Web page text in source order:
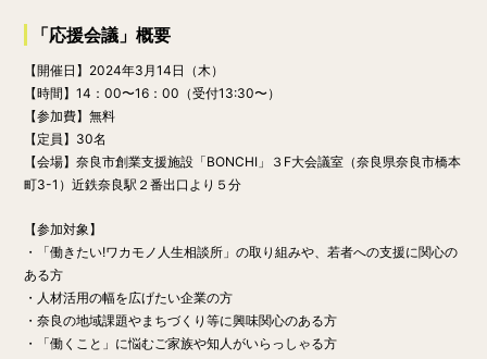
「応援会議」概要
【開催日】 2024年3月14日（木）
【時間】 14：00〜16：00 （受付13:30〜）
【参加費】無料
【定員】30名
【会場】奈良市創業支援施設「BONCHI」３F大会議室（奈良県奈良市橋本
町3-1）近鉄奈良駅２番出口より５分
【参加対象】
・「働きたい!ワカモノ人生相談所」の取り組みや、若者への支援に関心の
ある方
・人材活用の幅を広げたい企業の方
・奈良の地域課題やまちづくり等に興味関心のある方
・「働くこと」に悩むご家族や知人がいらっしゃる方